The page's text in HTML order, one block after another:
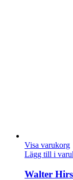
Visa varukorg
Lägg till i
Walter